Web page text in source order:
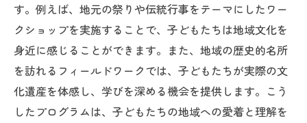
す。例えば、地元の祭りや伝統行事をテーマにしたワー
クショップを実施することで、子どもたちは地域文化を
身近に感じることができます。また、地域の歴史的名所
を訪れるフィールドワークでは、子どもたちが実際の文
化遺産を体感し、学びを深める機会を提供します。こう
したプログラムは、子どもたちの地域への愛着と理解を